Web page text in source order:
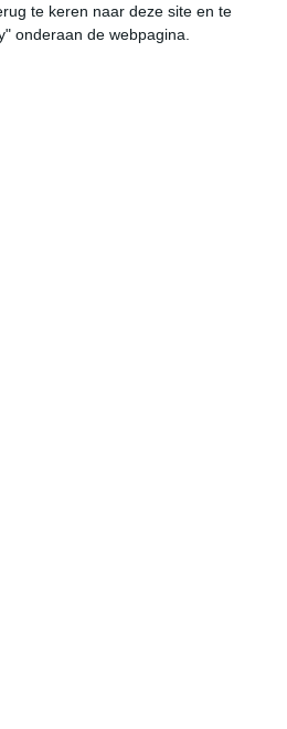
te keren naar deze site en te
onderaan de webpagina.
00:00 03:00 06:00